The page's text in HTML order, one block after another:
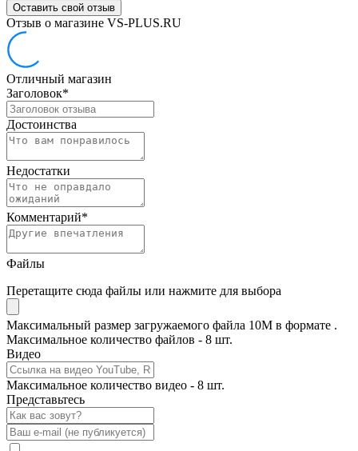
Оставить свой отзыв
Отзыв о магазине VS-PLUS.RU
Отличный магазин
Заголовок*
Достоинства
Недостатки
Комментарий*
Файлы
Перетащите сюда файлы или нажмите для выбора
Максимальный размер загружаемого файла 10M в формате .
Максимальное количество файлов - 8 шт.
Видео
Максимальное количество видео - 8 шт.
Представьтесь